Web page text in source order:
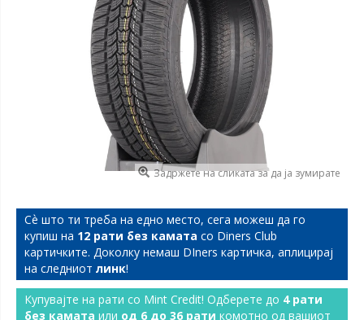
Задржете на сликата за да ја зумирате
Сѐ што ти треба на едно место, сега можеш да го
купиш на 12 рати без камата со Diners Club
картичките. Доколку немаш DIners картичка, аплицирај
на следниот линк!
Купувајте на рати со Mint Credit! Одберете до 4 рати
без камата или од 6 до 36 рати комотно од вашиот